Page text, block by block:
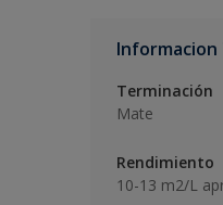
Informacion
Terminación
Mate
Rendimiento
10-13 m2/L